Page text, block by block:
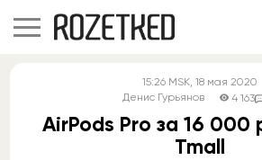
15:26 MSK, 18 мая 2020
Денис Гурьянов
4 163
AirPods Pro за 16 000
Tmall